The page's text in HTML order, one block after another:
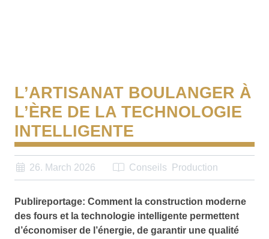
L’ARTISANAT BOULANGER À
L’ÈRE DE LA TECHNOLOGIE
INTELLIGENTE
26. March 2026 Conseils Production
Publireportage: Comment la construction moderne
des fours et la technologie intelligente permettent
d’économiser de l’énergie, de garantir une qualité